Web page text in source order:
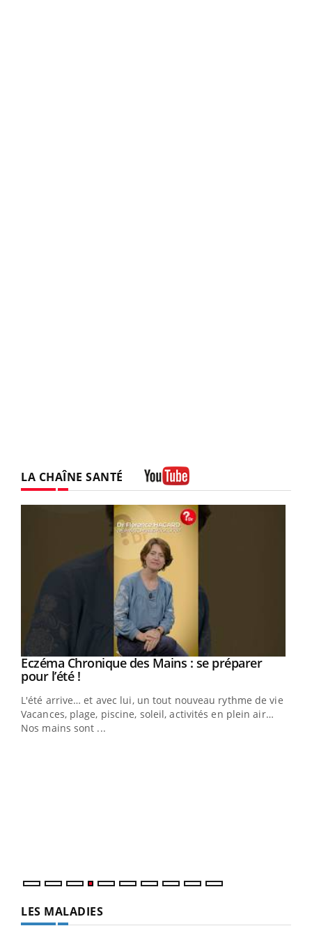
LA CHAÎNE SANTÉ
Youtube
Eczéma Chronique des Mains : se préparer
pour l’été !Youtube
L'été arrive… et avec lui, un tout nouveau rythme de vie !
Vacances, plage, piscine, soleil, activités en plein air…
Nos mains sont ...
LES MALADIES